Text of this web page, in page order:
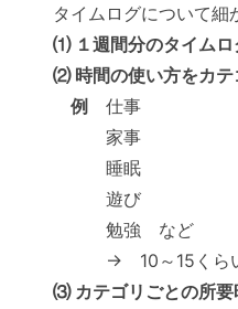
タイムログについて細
⑴ １週間分のタイムロ
⑵ 時間の使い方をカテ
例 仕事
家事
睡眠
遊び
勉強 など
→ 10～15くらいが
⑶ カテゴリごとの所要